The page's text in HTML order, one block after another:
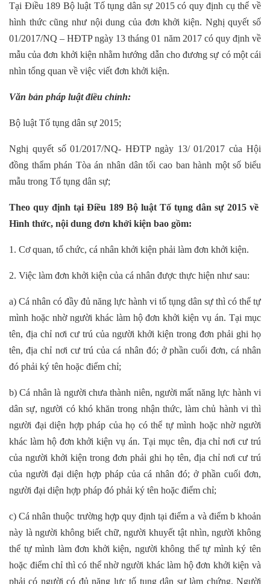
Tại Điều 189 Bộ luật Tố tụng dân sự 2015 có quy định cụ thể về
hình thức cũng như nội dung của đơn khởi kiện. Nghị quyết số
01/2017/NQ – HĐTP ngày 13 tháng 01 năm 2017 có quy định về
mẫu của đơn khởi kiện nhằm hướng dẫn cho đương sự có một cái
nhìn tổng quan về việc viết đơn khởi kiện.
Văn bản pháp luật điều chỉnh:
Bộ luật Tố tụng dân sự 2015;
Nghị quyết số 01/2017/NQ- HĐTP ngày 13/ 01/2017 của Hội
đồng thẩm phán Tòa án nhân dân tối cao ban hành một số biểu
mẫu trong Tố tụng dân sự;
Theo quy định tại Điều 189 Bộ luật Tố tụng dân sự 2015 về
Hình thức, nội dung đơn khởi kiện bao gồm:
1. Cơ quan, tổ chức, cá nhân khởi kiện phải làm đơn khởi kiện.
2. Việc làm đơn khởi kiện của cá nhân được thực hiện như sau:
a) Cá nhân có đầy đủ năng lực hành vi tố tụng dân sự thì có thể tự
mình hoặc nhờ người khác làm hộ đơn khởi kiện vụ án. Tại mục
tên, địa chỉ nơi cư trú của người khởi kiện trong đơn phải ghi họ
tên, địa chỉ nơi cư trú của cá nhân đó; ở phần cuối đơn, cá nhân
đó phải ký tên hoặc điểm chỉ;
b) Cá nhân là người chưa thành niên, người mất năng lực hành vi
dân sự, người có khó khăn trong nhận thức, làm chủ hành vi thì
người đại diện hợp pháp của họ có thể tự mình hoặc nhờ người
khác làm hộ đơn khởi kiện vụ án. Tại mục tên, địa chỉ nơi cư trú
của người khởi kiện trong đơn phải ghi họ tên, địa chỉ nơi cư trú
của người đại diện hợp pháp của cá nhân đó; ở phần cuối đơn,
người đại diện hợp pháp đó phải ký tên hoặc điểm chỉ;
c) Cá nhân thuộc trường hợp quy định tại điểm a và điểm b khoản
này là người không biết chữ, người khuyết tật nhìn, người không
thể tự mình làm đơn khởi kiện, người không thể tự mình ký tên
hoặc điểm chỉ thì có thể nhờ người khác làm hộ đơn khởi kiện và
phải có người có đủ năng lực tố tụng dân sự làm chứng. Người